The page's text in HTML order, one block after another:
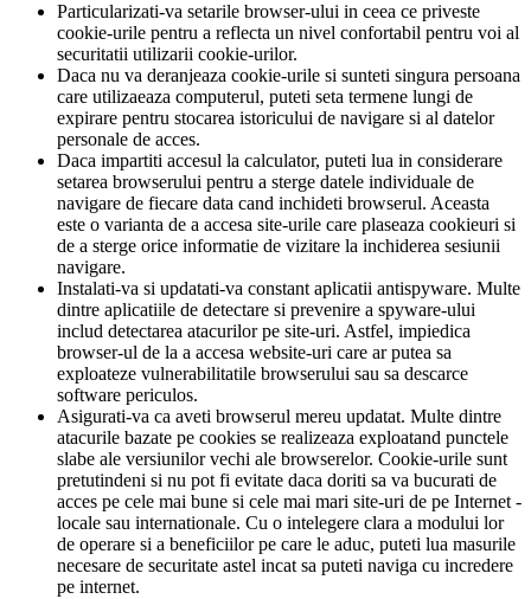
Particularizati-va setarile browser-ului in ceea ce priveste
cookie-urile pentru a reflecta un nivel confortabil pentru voi al
securitatii utilizarii cookie-urilor.
Daca nu va deranjeaza cookie-urile si sunteti singura persoana
care utilizaeaza computerul, puteti seta termene lungi de
expirare pentru stocarea istoricului de navigare si al datelor
personale de acces.
Daca impartiti accesul la calculator, puteti lua in considerare
setarea browserului pentru a sterge datele individuale de
navigare de fiecare data cand inchideti browserul. Aceasta
este o varianta de a accesa site-urile care plaseaza cookieuri si
de a sterge orice informatie de vizitare la inchiderea sesiunii
navigare.
Instalati-va si updatati-va constant aplicatii antispyware. Multe
dintre aplicatiile de detectare si prevenire a spyware-ului
includ detectarea atacurilor pe site-uri. Astfel, impiedica
browser-ul de la a accesa website-uri care ar putea sa
exploateze vulnerabilitatile browserului sau sa descarce
software periculos.
Asigurati-va ca aveti browserul mereu updatat. Multe dintre
atacurile bazate pe cookies se realizeaza exploatand punctele
slabe ale versiunilor vechi ale browserelor. Cookie-urile sunt
pretutindeni si nu pot fi evitate daca doriti sa va bucurati de
acces pe cele mai bune si cele mai mari site-uri de pe Internet -
locale sau internationale. Cu o intelegere clara a modului lor
de operare si a beneficiilor pe care le aduc, puteti lua masurile
necesare de securitate astel incat sa puteti naviga cu incredere
pe internet.